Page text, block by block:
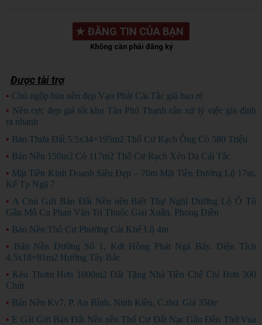
★ ĐĂNG TIN CỦA BẠN
Không cần phải đăng ký
Được tài trợ
• Chủ ngộp bán nền đẹp Vạn Phát Cái Tắc giá bao rẻ
• Nền cực đẹp giá tốt khu Tân Phú Thạnh cần xử lý việc gia đình
ra nhanh
• Bán Thửa Đất 5.5x34=195m2 Thổ Cư Rạch Ông Cò 580 Triệu
• Bán Nền 150m2 Có 117m2 Thổ Cư Rạch Xẻo Da Cái Tắc
• Mặt Tiền Kinh Doanh Siêu Đẹp – 70m Mặt Tiền Đường Lộ 17m,
Kế Tp Ngã 7
• A Chủ Gửi Bán Đất Nền nền Biệt Thự Nghĩ Dưỡng Lộ Ô Tô
Gần Mộ Cụ Phan Văn Trị Thuộc Giai Xuân, Phong Điền
• Bán Nền Thổ Cư Phường Cái Khế Lộ 4m
• Bán Nền Đường Số 1, Kdt Hồng Phát Ngã Bảy. Diện Tích
4.5x18=81m2 Hướng Tây Bắc
• Kèo Thơm Hơn 1000m2 Đất Tặng Nhà Tiền Chế Chỉ Hơn 300
Chút
• Bán Nền Kv7, P. An Bình, Ninh Kiều, C.thơ. Giá 350tr
• E Gái Gửi Bán Đất Nền nền Thổ Cư Đất Nạc Gần Đền Thờ Vua